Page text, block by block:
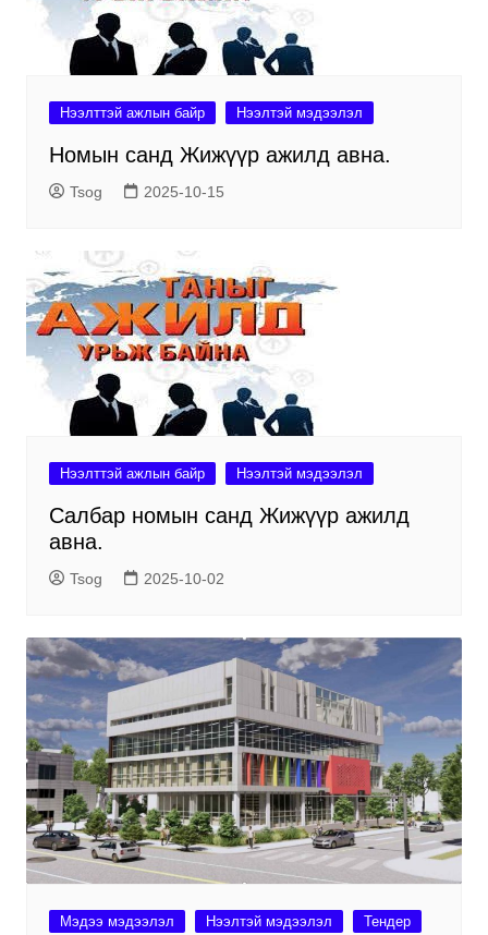
Нээлттэй ажлын байр Нээлтэй мэдээлэл
Номын санд Жижүүр ажилд авна.
Tsog 2025-10-15
Нээлттэй ажлын байр Нээлтэй мэдээлэл
Салбар номын санд Жижүүр ажилд
авна.
Tsog 2025-10-02
Мэдээ мэдээлэл Нээлтэй мэдээлэл Тендер